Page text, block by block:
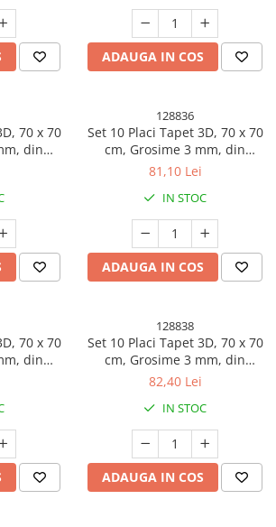
ADAUGA IN COS
70 x 70
din
Lemn,
128836
Set 10 Placi Tapet 3D, 70 x 70
cm, Grosime 3 mm, din
Rasina, Tip Placi de Lemn,
Gri Inchis
81,10 Lei
IN STOC
ADAUGA IN COS
70 x 70
din
Lemn,
128838
Set 10 Placi Tapet 3D, 70 x 70
cm, Grosime 3 mm, din
Rasina, Tip Placi de Lemn,
Negru
82,40 Lei
IN STOC
ADAUGA IN COS